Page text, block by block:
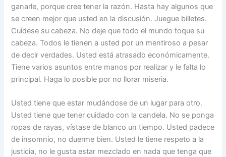
ganarle, porque cree tener la razón. Hasta hay algunos que
se creen mejor que usted en la discusión. Juegue billetes.
Cuídese su cabeza. No deje que todo el mundo toque su
cabeza. Todos le tienen a usted por un mentiroso a pesar
de decir verdades. Usted está atrasado económicamente.
Tiene varios asuntos entre manos por realizar y le falta lo
principal. Haga lo posible por no llorar miseria.
Usted tiene que estar mudándose de un lugar para otro.
Usted tiene que tener cuidado con la candela. No se ponga
ropas de rayas, vístase de blanco un tiempo. Usted padece
de insomnio, no duerme bien. Usted le tiene respeto a la
justicia, no le gusta estar mezclado en nada que tenga que